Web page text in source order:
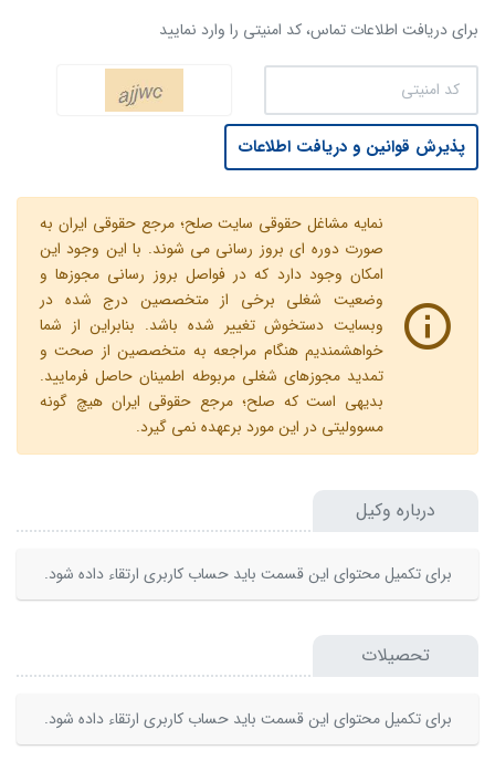
برای دریافت اطلاعات تماس، کد امنیتی را وارد نمایید
پذیرش قوانین و دریافت اطلاعات
نمایه مشاغل حقوقی سایت صلح؛ مرجع حقوقی ایران به
صورت دوره ای بروز رسانی می شوند. با این وجود این
امکان وجود دارد که در فواصل بروز رسانی مجوزها و
وضعیت شغلی برخی از متخصصین درج شده در
وبسایت دستخوش تغییر شده باشد. بنابراین از شما
خواهشمندیم هنگام مراجعه به متخصصین از صحت و
تمدید مجوزهای شغلی مربوطه اطمینان حاصل فرمایید.
بدیهی است که صلح؛ مرجع حقوقی ایران هیچ گونه
مسوولیتی در این مورد برعهده نمی گیرد.
درباره وکیل
برای تکمیل محتوای این قسمت باید حساب کاربری ارتقاء داده شود.
تحصیلات
برای تکمیل محتوای این قسمت باید حساب کاربری ارتقاء داده شود.